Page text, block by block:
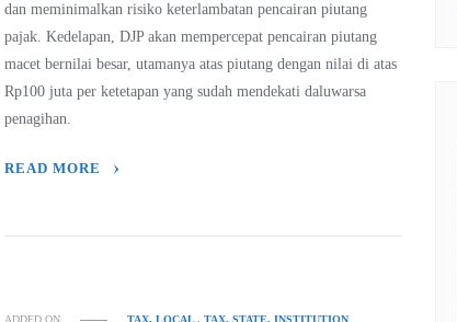
dan meminimalkan risiko keterlambatan pencairan piutang
pajak. Kedelapan, DJP akan mempercepat pencairan piutang
macet bernilai besar, utamanya atas piutang dengan nilai di atas
Rp100 juta per ketetapan yang sudah mendekati daluwarsa
penagihan.
READ MORE
ADDED ON TAX, LOCAL, TAX, STATE, INSTITUTION